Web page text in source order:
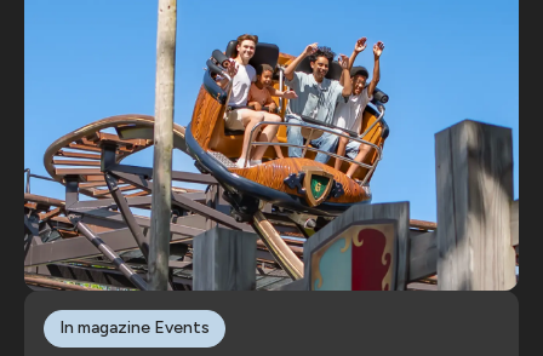
In magazine Events